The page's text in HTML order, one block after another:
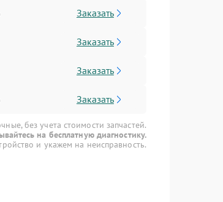
Заказать
Заказать
Заказать
Заказать
без учета стоимости запчастей.
на бесплатную диагностику.
и укажем на неисправность.